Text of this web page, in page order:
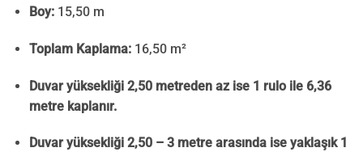
Boy:15,50 m
Toplam Kaplama:16,50 m²
Duvar yüksekliği 2,50 metreden az ise 1 rulo ile 6,36
metre kaplanır.
Duvar yüksekliği 2,50 – 3 metre arasında ise yaklaşık 1